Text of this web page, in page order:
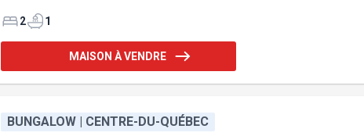
2
1
MAISON À VENDRE
BUNGALOW | CENTRE-DU-QUÉBEC